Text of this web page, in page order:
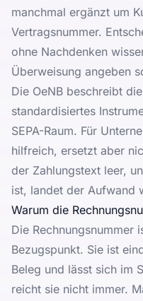
manchmal ergänzt um
Vertragsnummer.
ohne Nachdenken
Überweisung angeben
Die OeNB beschreibt
standardisiertes
SEPA-Raum. Für
hilfreich, ersetzt aber
der Zahlungstext leer,
ist, landet der Aufwand
Warum die
Die Rechnungsnummer
Bezugspunkt. Sie ist
Beleg und lässt sich im
reicht sie nicht immer.